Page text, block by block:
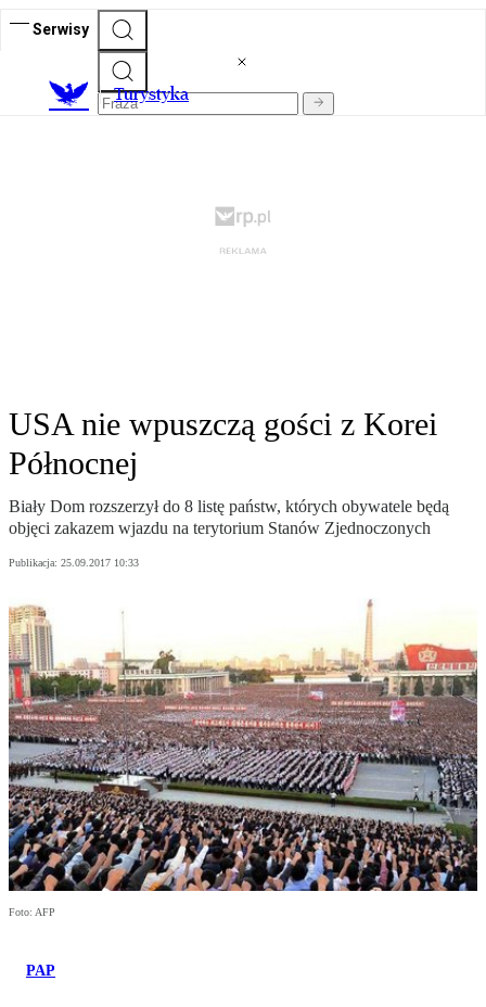
Serwisy
Turystyka
USA nie wpuszczą gości z Korei
Północnej
Biały Dom rozszerzył do 8 listę państw, których obywatele będą
objęci zakazem wjazdu na terytorium Stanów Zjednoczonych
Publikacja: 25.09.2017 10:33
Foto: AFP
PAP